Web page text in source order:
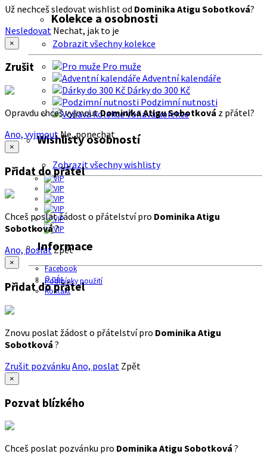
Kolekce a osobnosti
Zobrazit všechny kolekce
Pro muže
Adventní kalendáře
Dárky do 300 Kč
Podzimní nutnosti
Voňavá kolekce
Wishlisty osobností
Zobrazit všechny wishlisty
Informace
Facebook
O nás
Podmínky použití
Kontakt
Už nechceš sledovat wishlist od Dominika Atigu Sobotková?
Nesledovat Nechat, jak to je
×
Zrušit
Opravdu chceš vyjmoutDominika Atigu Sobotková z přátel?
Ano, vyjmout Ne, ponechat
×
Přidat do přátel
Chceš poslat žádost o přátelství pro Dominika Atigu
Sobotková?
Ano, poslatZpět
×
Přidat do přátel
Znovu poslat žádost o přátelství pro Dominika Atigu
Sobotková ?
Zrušit pozvánku Ano, poslat Zpět
×
Pozvat blízkého
Chceš poslat pozvánku pro Dominika Atigu Sobotková ?